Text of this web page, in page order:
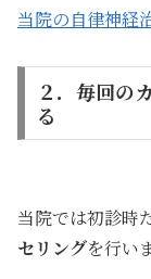
当院の自律神経
２．毎回の
る
当院では初診時
セリングを行い